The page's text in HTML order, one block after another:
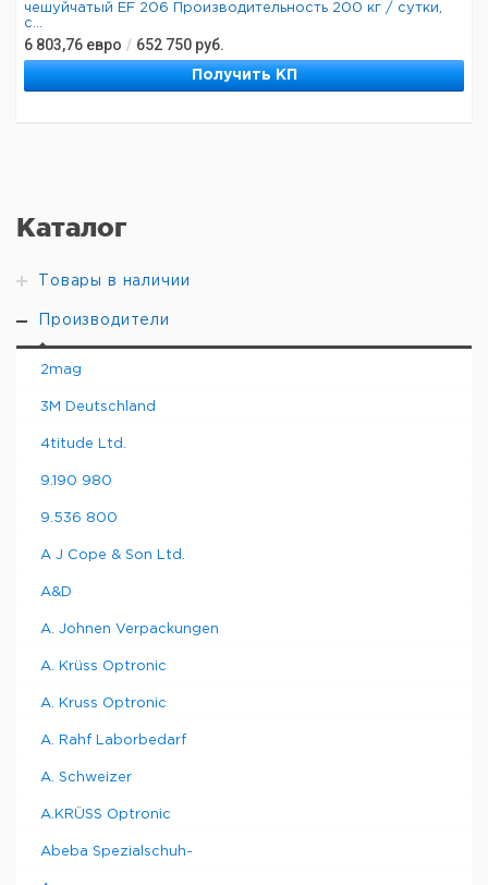
Каталог
Товары в наличии
Производители
2mag
3M Deutschland
4titude Ltd.
9.190 980
9.536 800
A J Cope & Son Ltd.
A&D
A. Johnen Verpackungen
A. Krüss Optronic
A. Kruss Optronic
A. Rahf Laborbedarf
A. Schweizer
A.KRÜSS Optronic
Abeba Spezialschuh-
чешуйчатый EF 206 Производительность 200 кг / сутки,
с...
6 803,76 евро / 652 750 руб.
Получить КП